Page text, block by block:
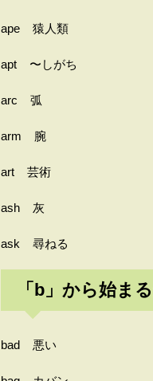
ape 猿人類
apt 〜しがち
arc 弧
arm 腕
art 芸術
ash 灰
ask 尋ねる
「b」から始ま
bad 悪い